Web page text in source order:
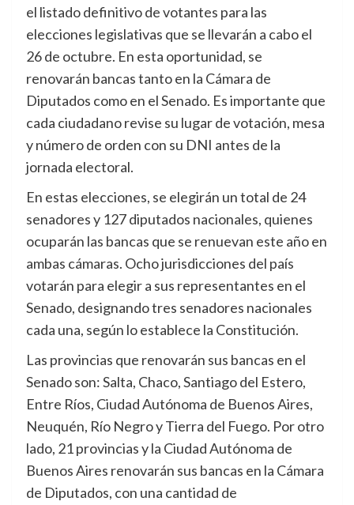
el listado definitivo de votantes para las
elecciones legislativas que se llevarán a cabo el
26 de octubre. En esta oportunidad, se
renovarán bancas tanto en la Cámara de
Diputados como en el Senado. Es importante que
cada ciudadano revise su lugar de votación, mesa
y número de orden con su DNI antes de la
jornada electoral.
En estas elecciones, se elegirán un total de 24
senadores y 127 diputados nacionales, quienes
ocuparán las bancas que se renuevan este año en
ambas cámaras. Ocho jurisdicciones del país
votarán para elegir a sus representantes en el
Senado, designando tres senadores nacionales
cada una, según lo establece la Constitución.
Las provincias que renovarán sus bancas en el
Senado son: Salta, Chaco, Santiago del Estero,
Entre Ríos, Ciudad Autónoma de Buenos Aires,
Neuquén, Río Negro y Tierra del Fuego. Por otro
lado, 21 provincias y la Ciudad Autónoma de
Buenos Aires renovarán sus bancas en la Cámara
de Diputados, con una cantidad de